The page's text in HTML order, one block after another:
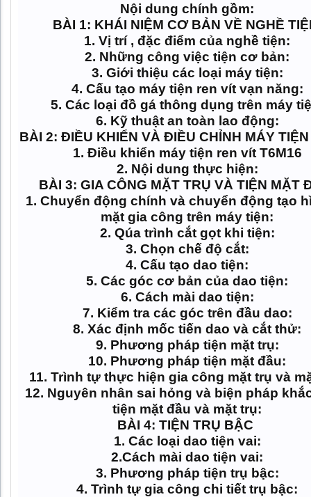
Nội dung chính gồm:
BÀI 1: KHÁI NIỆM CƠ BẢN VỀ NGHỀ
1. Vị trí , đặc điểm của nghề tiện:
2. Những công việc tiện cơ bản:
3. Giới thiệu các loại máy tiện:
4. Cấu tạo máy tiện ren vít vạn năng:
5. Các loại đồ gá thông dụng trên máy
6. Kỹ thuật an toàn lao động:
BÀI 2: ĐIỀU KHIỂN VÀ ĐIỀU CHỈNH MÁY
1. Điều khiển máy tiện ren vít T6M16
2. Nội dung thực hiện:
BÀI 3: GIA CÔNG MẶT TRỤ VÀ TIỆN MẶT
1. Chuyển động chính và chuyển động tạo
mặt gia công trên máy tiện:
2. Qúa trình cắt gọt khi tiện:
3. Chọn chế độ cắt:
4. Cấu tạo dao tiện:
5. Các góc cơ bản của dao tiện:
6. Cách mài dao tiện:
7. Kiểm tra các góc trên đầu dao:
8. Xác định mốc tiến dao và cắt thử:
9. Phương pháp tiện mặt trụ:
10. Phương pháp tiện mặt đầu:
11. Trình tự thực hiện gia công mặt trụ và
12. Nguyên nhân sai hỏng và biện pháp
tiện mặt đầu và mặt trụ:
BÀI 4: TIỆN TRỤ BẬC
1. Các loại dao tiện vai:
2.Cách mài dao tiện vai:
3. Phương pháp tiện trụ bậc:
4. Trình tự gia công chi tiết trụ bậc: